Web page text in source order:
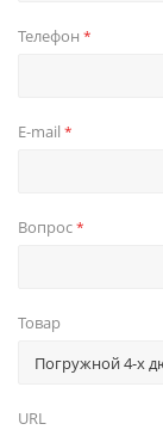
Телефон *
E-mail *
Вопрос*
Товар
URL